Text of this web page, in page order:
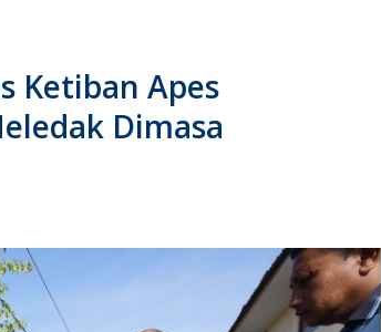
Ketiban Apes
Dimasa